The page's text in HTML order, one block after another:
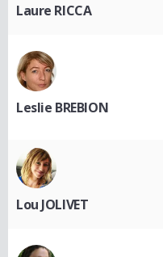
Laure RICCA
Leslie BREBION
Lou JOLIVET